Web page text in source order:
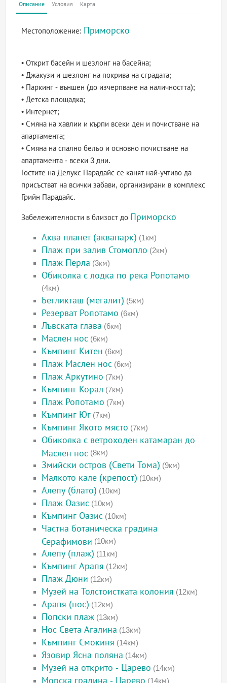
Описание Условия Карта
Местоположение: Приморско
• Открит басейн и шезлонг на басейна;
• Джакузи и шезлонг на покрива на сградата;
• Паркинг - външен (до изчерпване на наличността);
• Детска площадка;
• Интернет;
• Смяна на хавлии и кърпи всеки ден и почистване на
апартамента;
• Смяна на спално бельо и основно почистване на
апартамента - всеки 3 дни.
Гостите на Делукс Парадайс се канят най-учтиво да
присъстват на всички забави, организирани в комплекс
Грийн Парадайс.
Забележителности в близост до Приморско
Аква планет (аквапарк) (1км)
Плаж при залив Стомопло (2км)
Плаж Перла (3км)
Обиколка с лодка по река Ропотамо
(4км)
Бегликташ (мегалит) (5км)
Резерват Ропотамо (6км)
Лъвската глава (6км)
Маслен нос (6км)
Къмпинг Китен (6км)
Плаж Маслен нос (6км)
Плаж Аркутино (7км)
Къмпинг Корал (7км)
Плаж Ропотамо (7км)
Къмпинг Юг (7км)
Къмпинг Якото място (7км)
Обиколка с ветроходен катамаран до
Маслен нос (8км)
Змийски остров (Свети Тома) (9км)
Малкото кале (крепост) (10км)
Алепу (блато) (10км)
Плаж Оазис (10км)
Къмпинг Оазис (10км)
Частна ботаническа градина
Серафимови (10км)
Алепу (плаж) (11км)
Къмпинг Арапя (12км)
Плаж Дюни (12км)
Музей на Толстоистката колония (12км)
Арапя (нос) (12км)
Попски плаж (13км)
Нос Света Агалина (13км)
Къмпинг Смокиня (14км)
Язовир Ясна поляна (14км)
Музей на открито - Царево (14км)
Морска градина - Царево (14км)